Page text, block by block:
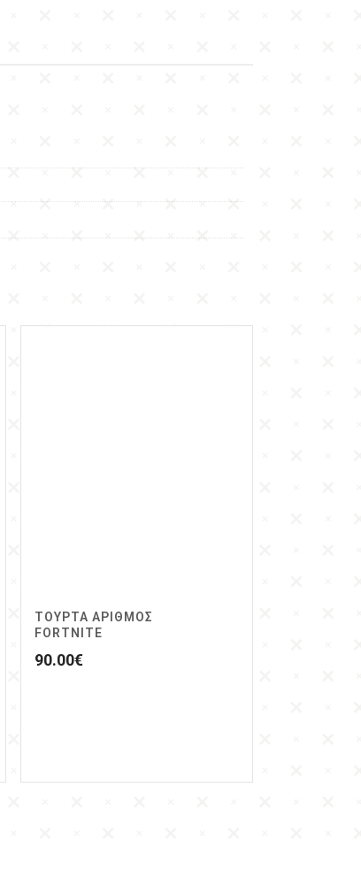
ΤΟΥΡΤΑ ΑΡΙΘΜΟΣ
FORTNITE
90.00€